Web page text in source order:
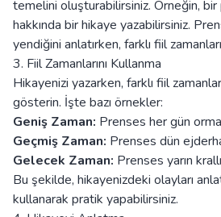
temelini oluşturabilirsiniz. Örneğin,
hakkında bir hikaye yazabilirsiniz.
yendiğini anlatırken, farklı fiil
3. Fiil Zamanlarını Kullanma
Hikayenizi yazarken, farklı fiil
gösterin. İşte bazı örnekler:
Geniş Zaman: Prenses her gün
Geçmiş Zaman: Prenses dün
Gelecek Zaman: Prenses yarın
Bu şekilde, hikayenizdeki olayları
kullanarak pratik yapabilirsiniz.